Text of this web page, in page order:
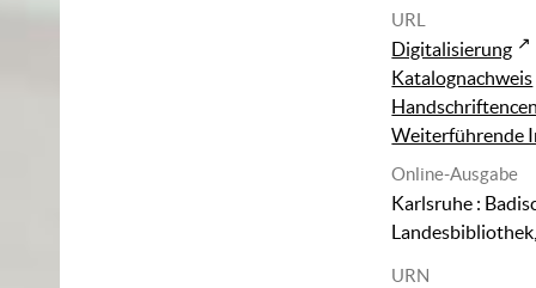
URL
Digitalisierung
Katalognachweis
Weiterführende
Online-Ausgabe
Karlsruhe :
URN